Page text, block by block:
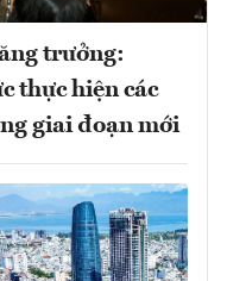
trưởng:
thực hiện các
giai đoạn mới